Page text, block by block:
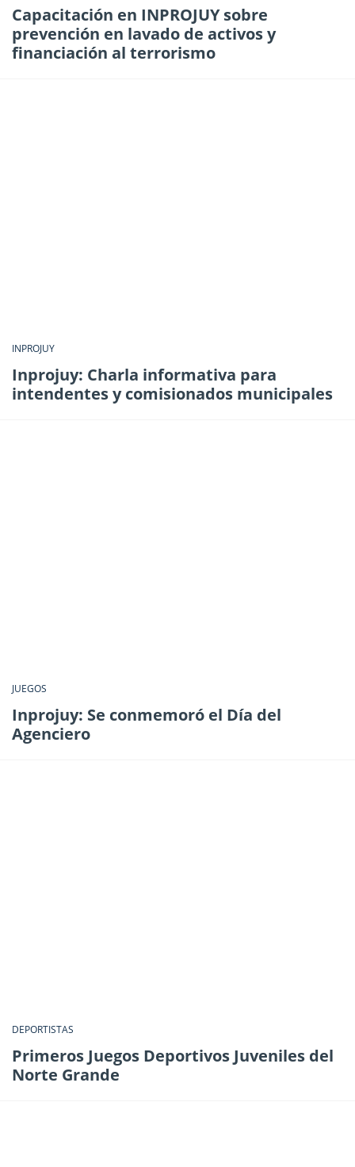
Capacitación en INPROJUY sobre
prevención en lavado de activos y
financiación al terrorismo
INPROJUY
Inprojuy: Charla informativa para
intendentes y comisionados municipales
JUEGOS
Inprojuy: Se conmemoró el Día del
Agenciero
DEPORTISTAS
Primeros Juegos Deportivos Juveniles del
Norte Grande